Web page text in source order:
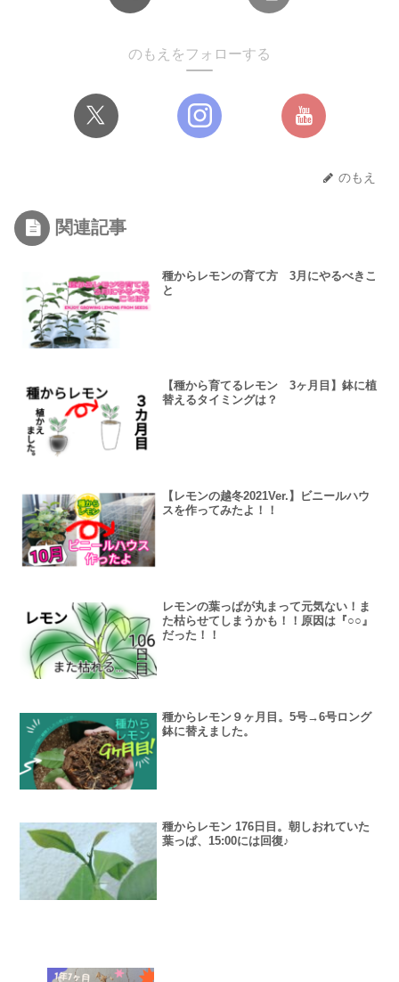
のもえをフォローする
のもえ
関連記事
種からレモンの育て方 3月にやるべきこ
と
【種から育てるレモン 3ヶ月目】鉢に植
替えるタイミングは？
【レモンの越冬2021Ver.】ビニールハウ
スを作ってみたよ！！
レモンの葉っぱが丸まって元気ない！ま
た枯らせてしまうかも！！原因は『○○』
だった！！
種からレモン９ヶ月目。5号→6号ロング
鉢に替えました。
種からレモン 176日目。朝しおれていた
葉っぱ、15:00には回復♪